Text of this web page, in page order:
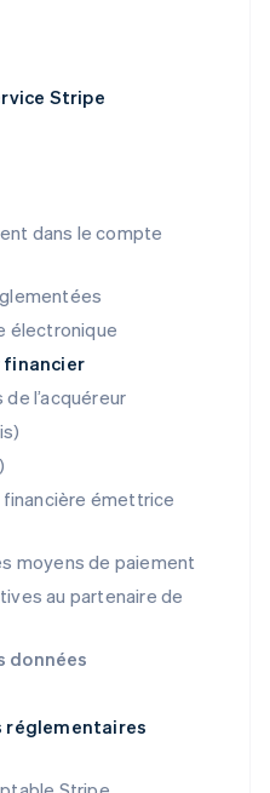
Stripe
dans le compte
électronique
financier
l’acquéreur
émettrice
moyens de paiement
au partenaire de
données